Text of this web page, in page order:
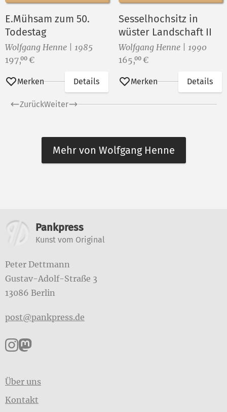
E.Mühsam zum 50.
Todestag
Wolfgang Henne | 1985
Preis:
197,00 €
Merken Details
Sesselhochsitz in
wüster Landschaft II
Wolfgang Henne | 1990
Preis:
165,00 €
Merken Details
ZurückWeiter
Mehr von Wolfgang Henne
Weitere Informationen
Pankpress
Kunst vom Original
Peter Dettmann
Gustav-Adolf-Straße 3
13086 Berlin
post@pankpress.de
Pankpress auf Instagram
Pankpress auf Mastodon
Über uns
Kontakt